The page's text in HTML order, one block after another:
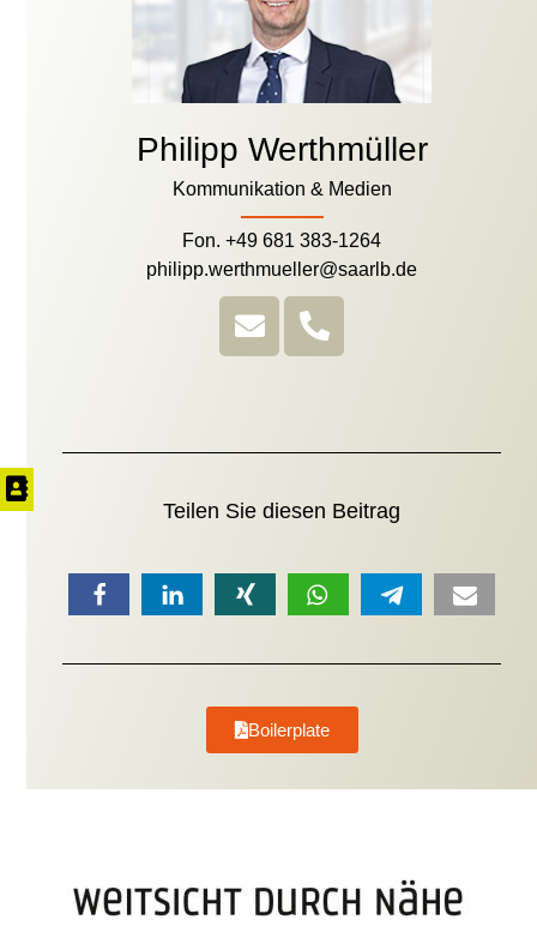
Philipp Werthmüller
Kommunikation & Medien
Fon. +49 681 383-1264
philipp.werthmueller@saarlb.de
Teilen Sie diesen Beitrag
Boilerplate